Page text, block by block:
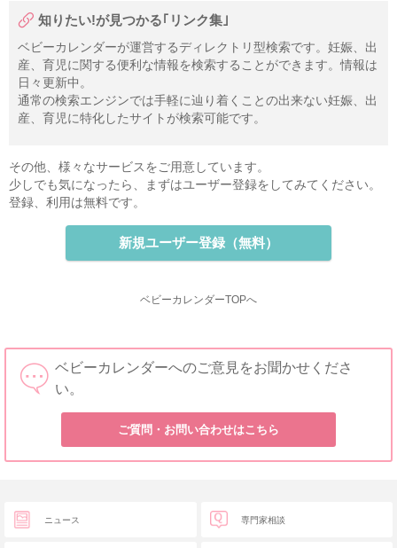
知りたい!が見つかる｢リンク集｣
ベビーカレンダーが運営するディレクトリ型検索です。妊娠、出
産、育児に関する便利な情報を検索することができます。情報は
日々更新中。
通常の検索エンジンでは手軽に辿り着くことの出来ない妊娠、出
産、育児に特化したサイトが検索可能です。
その他、様々なサービスをご用意しています。
少しでも気になったら、まずはユーザー登録をしてみてください。
登録、利用は無料です。
新規ユーザー登録（無料）
ベビーカレンダーTOPへ
ベビーカレンダーへのご意見をお聞かせくださ
い。
ご質問・お問い合わせはこちら
ニュース 専門家相談